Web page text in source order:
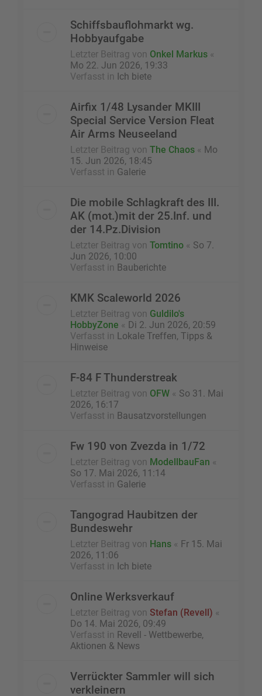
Schiffsbauflohmarkt wg.
Hobbyaufgabe
Letzter Beitrag von Onkel Markus «
Mo 22. Jun 2026, 19:33
Verfasst in Ich biete
Airfix 1/48 Lysander MKIII
Special Service Version Fleat
Air Arms Neuseeland
Letzter Beitrag von The Chaos « Mo
15. Jun 2026, 18:45
Verfasst in Galerie
Die mobile Schlagkraft des III.
AK (mot.)mit der 25.Inf. und
der 14.Pz.Division
Letzter Beitrag von Tomtino « So 7.
Jun 2026, 10:00
Verfasst in Bauberichte
KMK Scaleworld 2026
Letzter Beitrag von Guldilo's
HobbyZone « Di 2. Jun 2026, 20:59
Verfasst in Lokale Treffen, Tipps &
Hinweise
F-84 F Thunderstreak
Letzter Beitrag von OFW « So 31. Mai
2026, 16:17
Verfasst in Bausatzvorstellungen
Fw 190 von Zvezda in 1/72
Letzter Beitrag von ModellbauFan «
So 17. Mai 2026, 11:14
Verfasst in Galerie
Tangograd Haubitzen der
Bundeswehr
Letzter Beitrag von Hans « Fr 15. Mai
2026, 11:06
Verfasst in Ich biete
Online Werksverkauf
Letzter Beitrag von Stefan (Revell) «
Do 14. Mai 2026, 09:49
Verfasst in Revell - Wettbewerbe,
Aktionen & News
Verrückter Sammler will sich
verkleinern